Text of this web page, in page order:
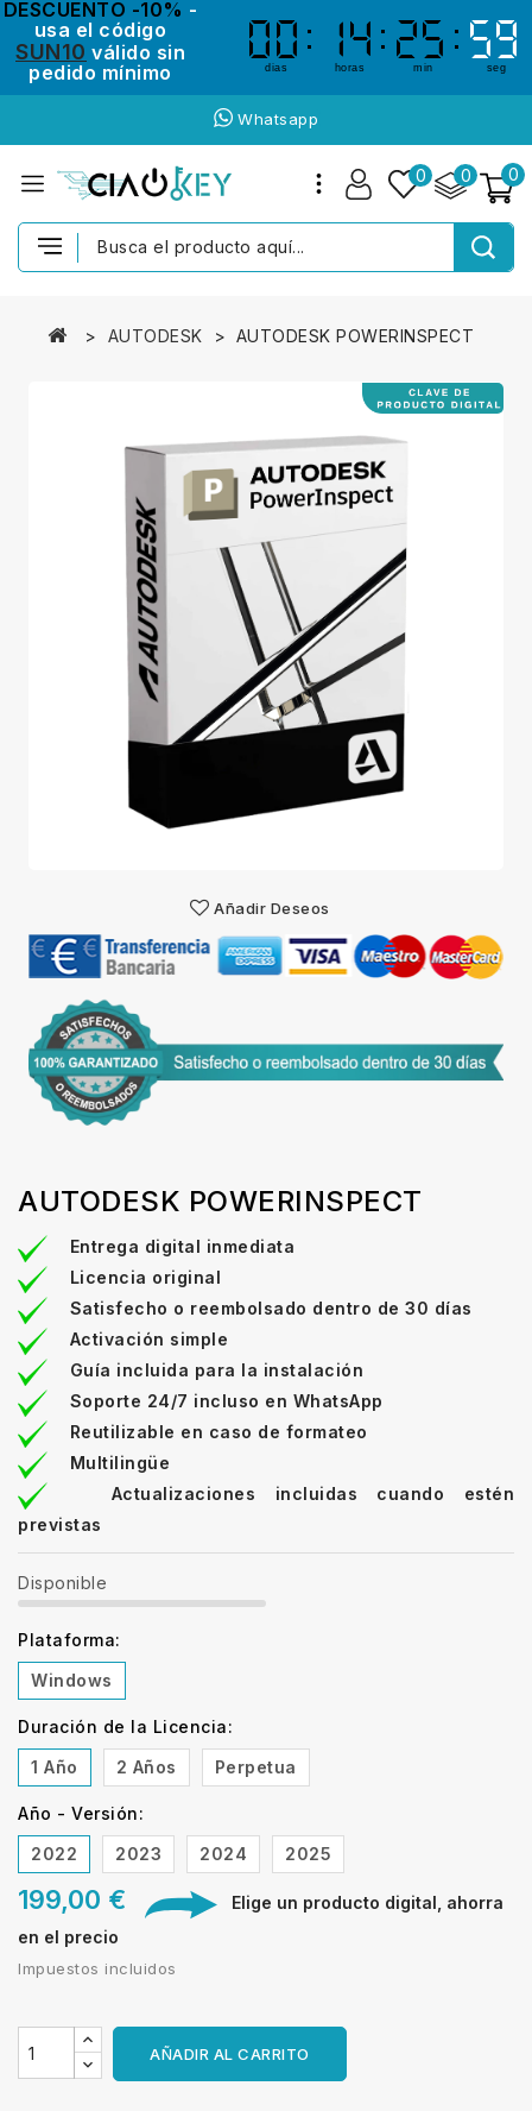
DESCUENTO -10% -
usa el código
SUN10 válido sin
pedido mínimo
00
00
dias
14
14
horas
25
25
min
59
58
58
59
seg
Whatsapp
0
0
0
AUTODESK AUTODESK POWERINSPECT
Añadir Deseos
AUTODESK POWERINSPECT
Entrega digital inmediata
Licencia original
Satisfecho o reembolsado dentro de 30 días
Activación simple
Guía incluida para la instalación
Soporte 24/7 incluso en WhatsApp
Reutilizable en caso de formateo
Multilingüe
Actualizaciones incluidas cuando estén
previstas
Disponible
Plataforma:
Windows
Duración de la Licencia:
1 Año
2 Años Perpetua
Año - Versión:
2022
2023 2024 2025
199,00 €
Elige un producto digital, ahorra
en el precio
Impuestos incluidos
AÑADIR AL CARRITO